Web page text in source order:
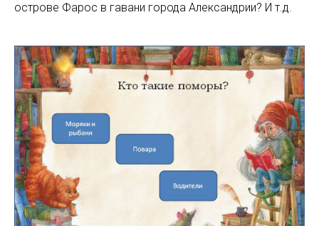
острове Фарос в гавани города Александрии? И т.д.